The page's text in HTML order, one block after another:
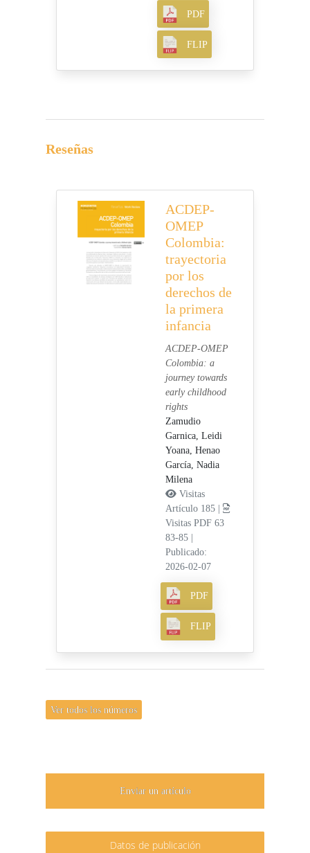
PDF
FLIP
Reseñas
ACDEP-
OMEP
Colombia:
trayectoria
por los
derechos de
la primera
infancia
ACDEP-OMEP
Colombia: a
journey towards
early childhood
rights
Zamudio
Garnica, Leidi
Yoana, Henao
García, Nadia
Milena
Visitas
Artículo 185 |
Visitas PDF 63
83-85
Publicado:
2026-02-07
PDF
FLIP
Ver todos los números
Enviar un artículo
Datos de publicación